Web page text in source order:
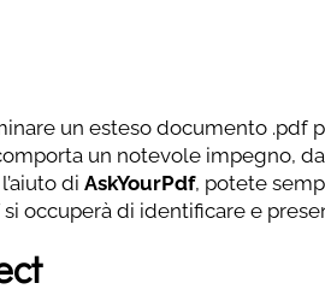
un esteso documento .pdf
un notevole impegno,
di AskYourPdf, potete
occuperà di identificare e